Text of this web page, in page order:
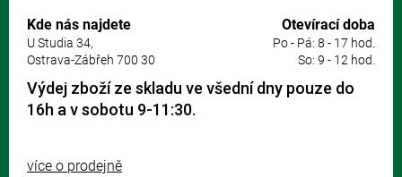
Kde nás najdete
U Studia 34,
Ostrava-Zábřeh 700 30
Otevírací doba
Po - Pá: 8 - 17 hod.
So: 9 - 12 hod.
Výdej zboží ze skladu ve všední dny pouze do
16h a v sobotu 9-11:30.
více o prodejně